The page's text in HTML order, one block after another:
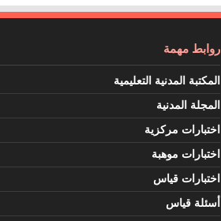
روابط مهمة
المكتبة المدنية التعليمية
المجلة المدنية
اختبارات مركزية
اختبارات موهبة
اختبارات قياس
أسئلة قياس